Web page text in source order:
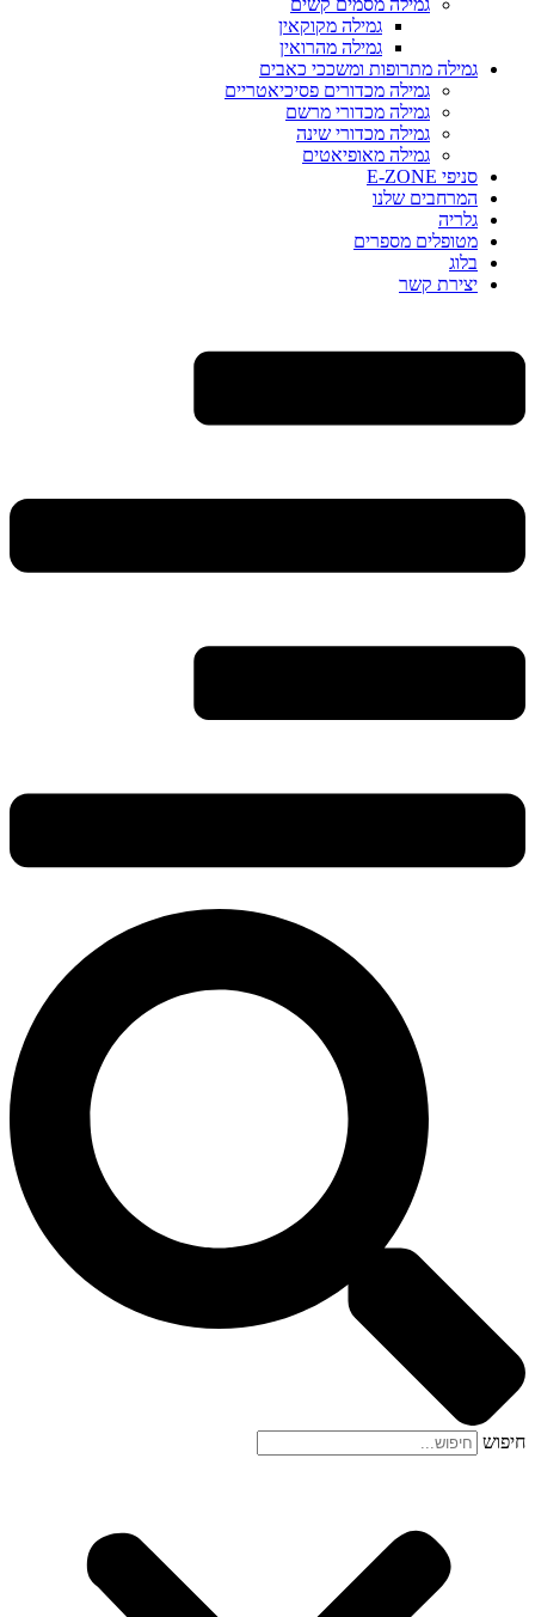
גמילה מקוקאין
גמילה מהרואין
גמילה מתרופות ומשככי כאבים
גמילה מכדורים פסיכיאטריים
גמילה מכדורי מרשם
גמילה מכדורי שינה
גמילה מאופיאטים
סניפי E-ZONE
המרחבים שלנו
גלריה
מטופלים מספרים
בלוג
יצירת קשר
חיפוש